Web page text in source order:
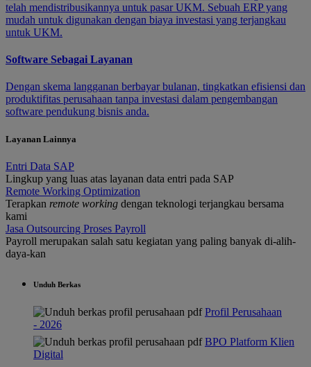
telah mendistribusikannya untuk pasar UKM. Sebuah ERP yang
mudah untuk digunakan dengan biaya investasi yang terjangkau
untuk UKM.
Software Sebagai Layanan
Dengan skema langganan berbayar bulanan, tingkatkan efisiensi dan
produktifitas perusahaan tanpa investasi dalam pengembangan
software pendukung bisnis anda.
Layanan Lainnya
Entri Data SAP
Lingkup yang luas atas layanan data entri pada SAP
Remote Working Optimization
Terapkan remote working dengan teknologi terjangkau bersama
kami
Jasa Outsourcing Proses Payroll
Payroll merupakan salah satu kegiatan yang paling banyak di-alih-
daya-kan
Unduh Berkas
Profil Perusahaan
- 2026
BPO Platform Klien
Digital